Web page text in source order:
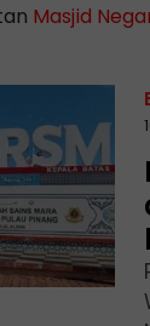
Masjid